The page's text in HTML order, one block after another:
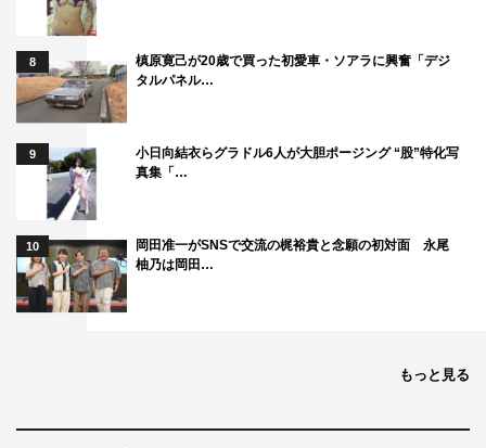
8
槙原寛己が20歳で買った初愛車・ソアラに興奮「デジ
タルパネル…
9
小日向結衣らグラドル6人が大胆ポージング “股”特化写
真集「…
10
岡田准一がSNSで交流の梶裕貴と念願の初対面 永尾
柚乃は岡田…
もっと見る